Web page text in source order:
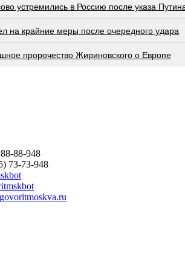
устремились в Россию после указа
на крайние меры после очередного удара
пророчество Жириновского о Европе
88-948
73-73-948